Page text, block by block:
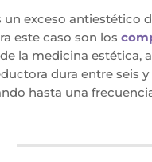
un exceso antiestético
este caso son los
la medicina estética,
dura entre seis y
hasta una